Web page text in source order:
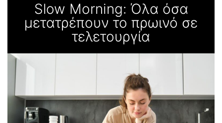
Slow Morning: Όλα όσα
μετατρέπουν το πρωινό σε
τελετουργία